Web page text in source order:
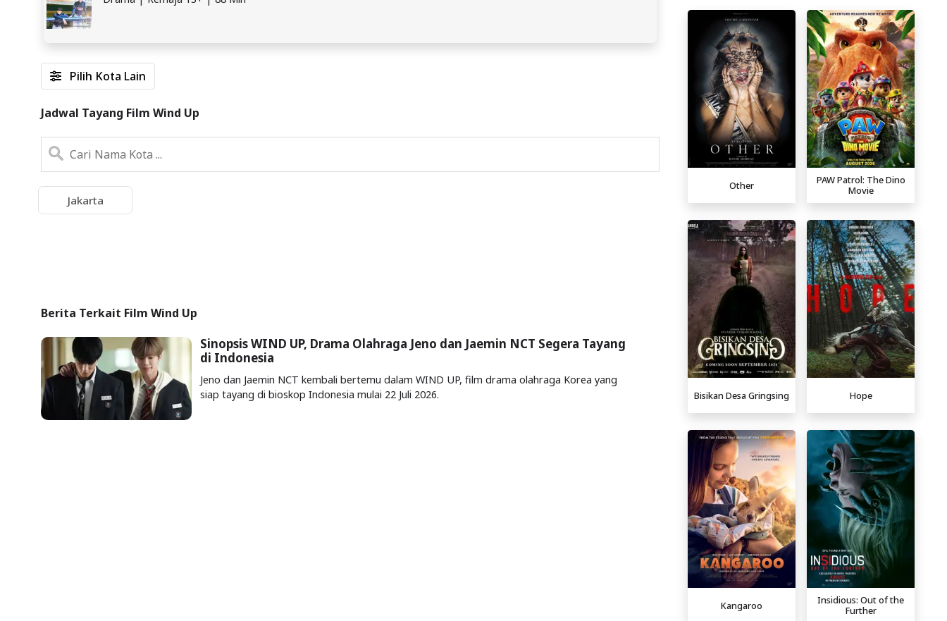
Pilih Kota Lain
Jadwal Tayang Film Wind Up
Jakarta
Berita Terkait Film Wind Up
Sinopsis WIND UP, Drama Olahraga Jeno dan Jaemin NCT Segera Tayang
di Indonesia
Jeno dan Jaemin NCT kembali bertemu dalam WIND UP, film drama olahraga Korea yang
siap tayang di bioskop Indonesia mulai 22 Juli 2026.
Other
PAW Patrol: The Dino
Movie
Bisikan Desa Gringsing Hope
Kangaroo
Insidious: Out of the
Further